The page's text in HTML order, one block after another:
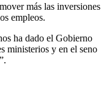
más las inversiones
empleos.
ha dado el Gobierno
ministerios y en el seno